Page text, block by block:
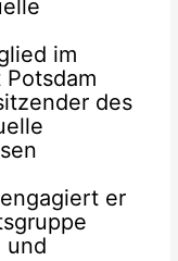
im
des
er
und